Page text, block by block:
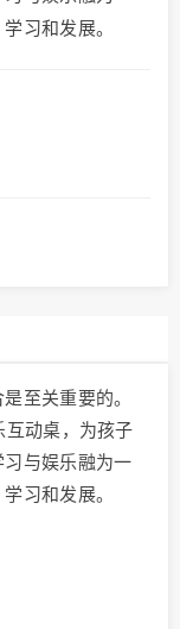
习和发展。
至关重要的。
互动桌，为孩子
与娱乐融为一
习和发展。